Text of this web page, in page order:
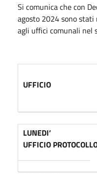
Si comunica che con
agosto 2024 sono
agli uffici comunali nel
UFFICIO
LUNEDI’
UFFICIO